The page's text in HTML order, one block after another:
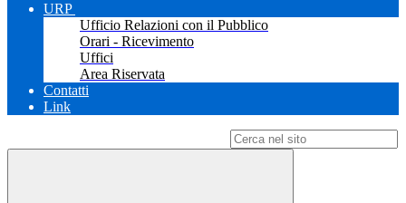
URP
Ufficio Relazioni con il Pubblico
Orari - Ricevimento
Uffici
Area Riservata
Contatti
Link